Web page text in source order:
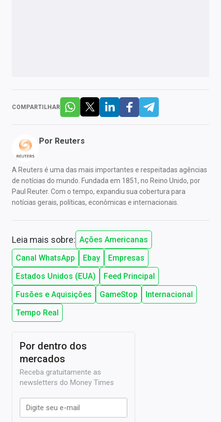
COMPARTILHAR
Por Reuters
A Reuters é uma das mais importantes e respeitadas agências
de notícias do mundo. Fundada em 1851, no Reino Unido, por
Paul Reuter. Com o tempo, expandiu sua cobertura para
notícias gerais, políticas, econômicas e internacionais.
Leia mais sobre: Ações Americanas
Canal WhatsApp
Ebay
Empresas
Estados Unidos (EUA)
Feed Principal
Fusões e Aquisições
GameStop
Internacional
Tempo Real
Por dentro dos
mercados
Receba gratuitamente as
newsletters do Money Times